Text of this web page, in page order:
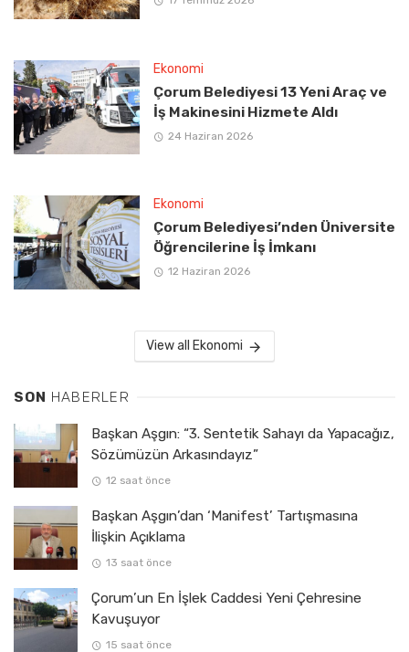
Ekonomi
Çorum Belediyesi 13 Yeni Araç ve
İş Makinesini Hizmete Aldı
24 Haziran 2026
Ekonomi
Çorum Belediyesi’nden Üniversite
Öğrencilerine İş İmkanı
12 Haziran 2026
View all Ekonomi
SON HABERLER
Başkan Aşgın: “3. Sentetik Sahayı da Yapacağız,
Sözümüzün Arkasındayız”
12 saat önce
Başkan Aşgın’dan ‘Manifest’ Tartışmasına
İlişkin Açıklama
13 saat önce
Çorum’un En İşlek Caddesi Yeni Çehresine
Kavuşuyor
15 saat önce